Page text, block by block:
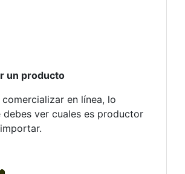
un producto
comercializar en línea, lo
debes ver cuales es productor